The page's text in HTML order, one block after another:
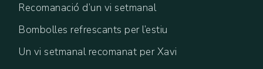
Recomanació d’un vi setmanal
Bombolles refrescants per l’estiu
Un vi setmanal recomanat per Xavi